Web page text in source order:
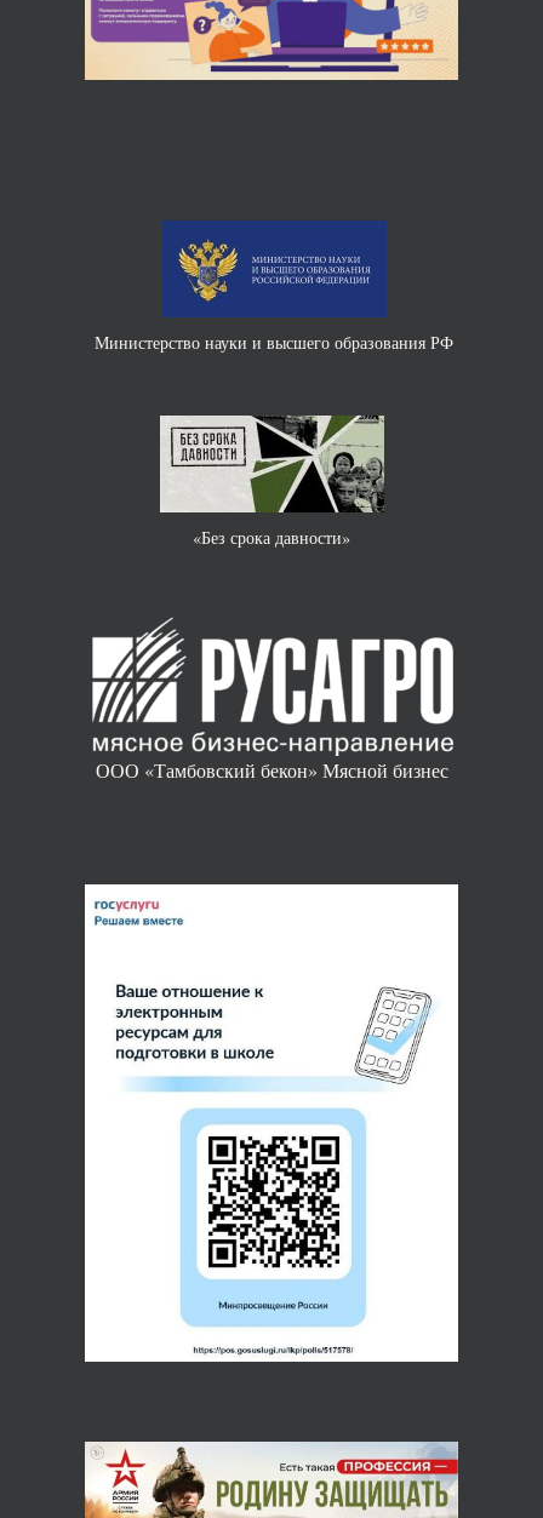
Министерство науки и высшего образования РФ
«Без срока давности»
ООО «Тамбовский бекон» Мясной бизнес